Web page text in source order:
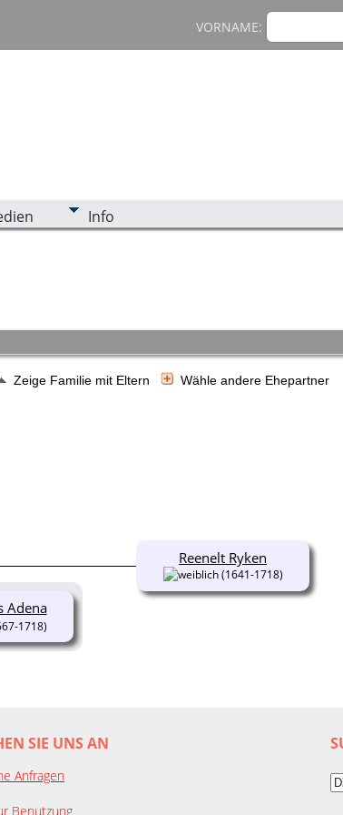
VORNAME:
Info
Zeige Familie mit Eltern Wähle andere Ehepartner
Reenelt Ryken
(1641-1718)
Adena
1718)
SIE UNS AN
Anfragen
Benutzung